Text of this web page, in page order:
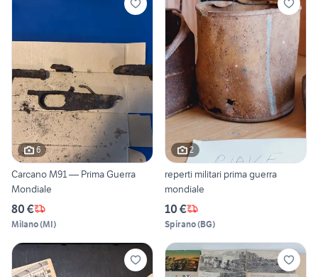
6
Carcano M91 — Prima Guerra
Mondiale
80 €
Milano(MI)
2
reperti militari prima guerra
mondiale
10 €
Spirano(BG)